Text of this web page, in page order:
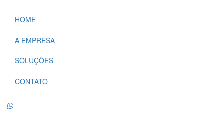
HOME
A EMPRESA
SOLUÇÕES
CONTATO